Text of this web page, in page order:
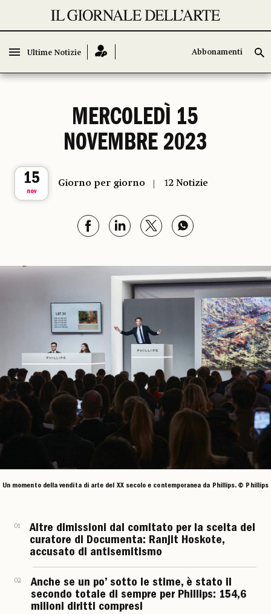
Ultime Notizie Abbonamenti
Ultime Notizie Abbonamenti
MERCOLEDÌ 15
NOVEMBRE 2023
15
nov
Giorno per giorno 12 Notizie
Un momento della vendita di arte del XX secolo e contemporanea da Phillips. © Phillips
01
Altre dimissioni dal comitato per la scelta del
curatore di Documenta: Ranjit Hoskote,
accusato di antisemitismo
02
Anche se un po’ sotto le stime, è stato il
secondo totale di sempre per Phillips: 154,6
milioni diritti compresi